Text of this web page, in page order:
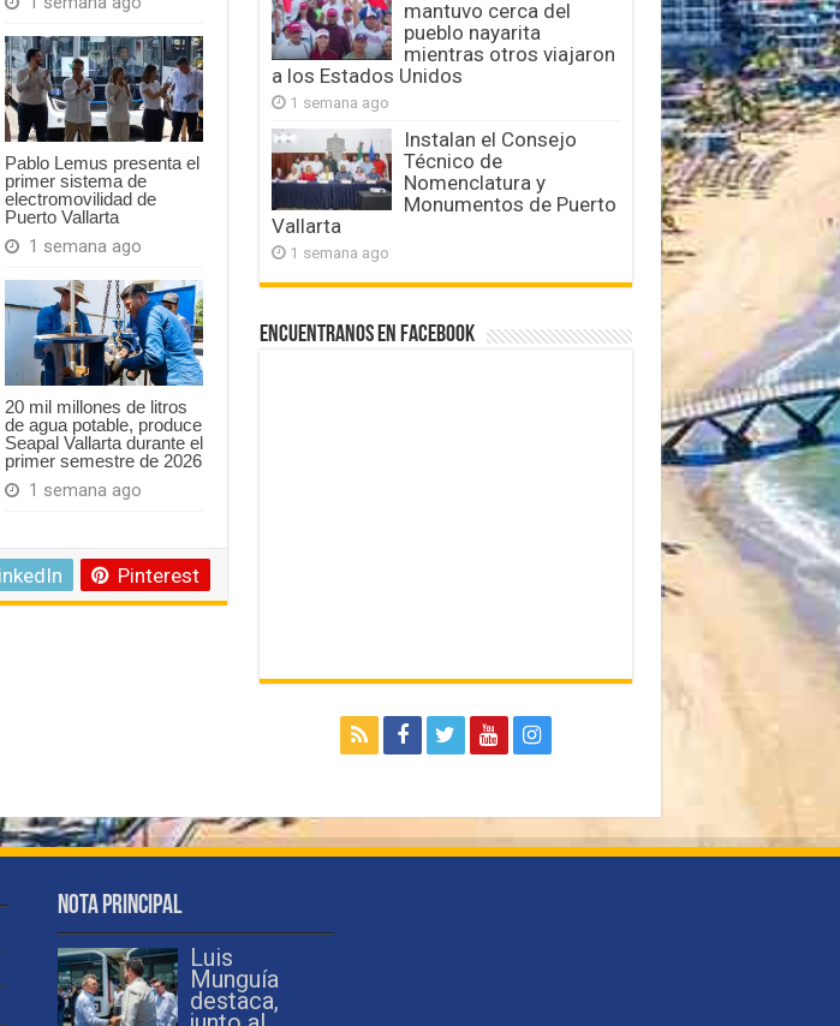
Pablo Lemus presenta el
primer sistema de
electromovilidad de
Puerto Vallarta
1 semana ago
20 mil millones de litros
de agua potable, produce
Seapal Vallarta durante el
primer semestre de 2026
1 semana ago
Pinterest
mantuvo cerca del
pueblo nayarita
mientras otros viajaron
a los Estados Unidos
1 semana ago
Instalan el Consejo
Técnico de
Nomenclatura y
Monumentos de Puerto
Vallarta
1 semana ago
Encuentranos en Facebook
Nota Principal
Luis
Munguía
destaca,